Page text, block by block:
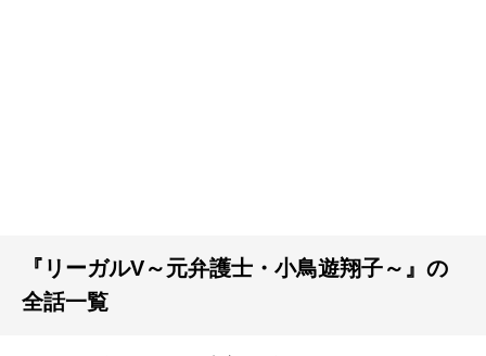
『リーガルV～元弁護士・小鳥遊翔子～』の
全話一覧